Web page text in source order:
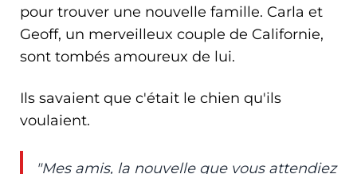
pour trouver une nouvelle famille. Carla et
Geoff, un merveilleux couple de Californie,
sont tombés amoureux de lui.
Ils savaient que c'était le chien qu'ils
voulaient.
"Mes amis, la nouvelle que vous attendiez